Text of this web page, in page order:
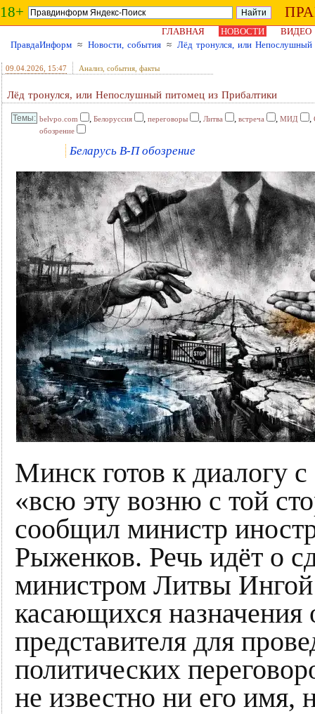
18+
ГЛАВНАЯ НОВОСТИ
ВИДЕО
ПравдаИнформ ≈ Новости, события ≈ Лёд тронулся, или
09.04.2026 , 15:47 Анализ, события, факты
Лёд тронулся, или Непослушный питомец из Прибалтики
belvpo.com , Белоруссия , переговоры , Литва , встреча , МИД ,
обозрение
Беларусь В-П обозрение
Минск готов к диалогу
«всю эту возню с той
сообщил министр
Рыженков. Речь идёт о
министром Литвы Ингой
касающихся назначения
представителя для
политических
не известно ни его имя,